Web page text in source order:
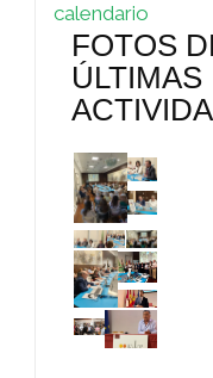
calendario
FOTOS
ÚLTIMAS